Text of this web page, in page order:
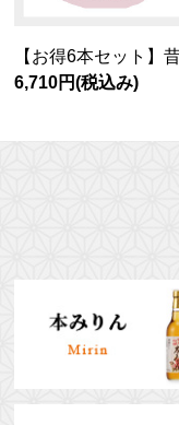
【お得6本セット
6,710円(税込み)